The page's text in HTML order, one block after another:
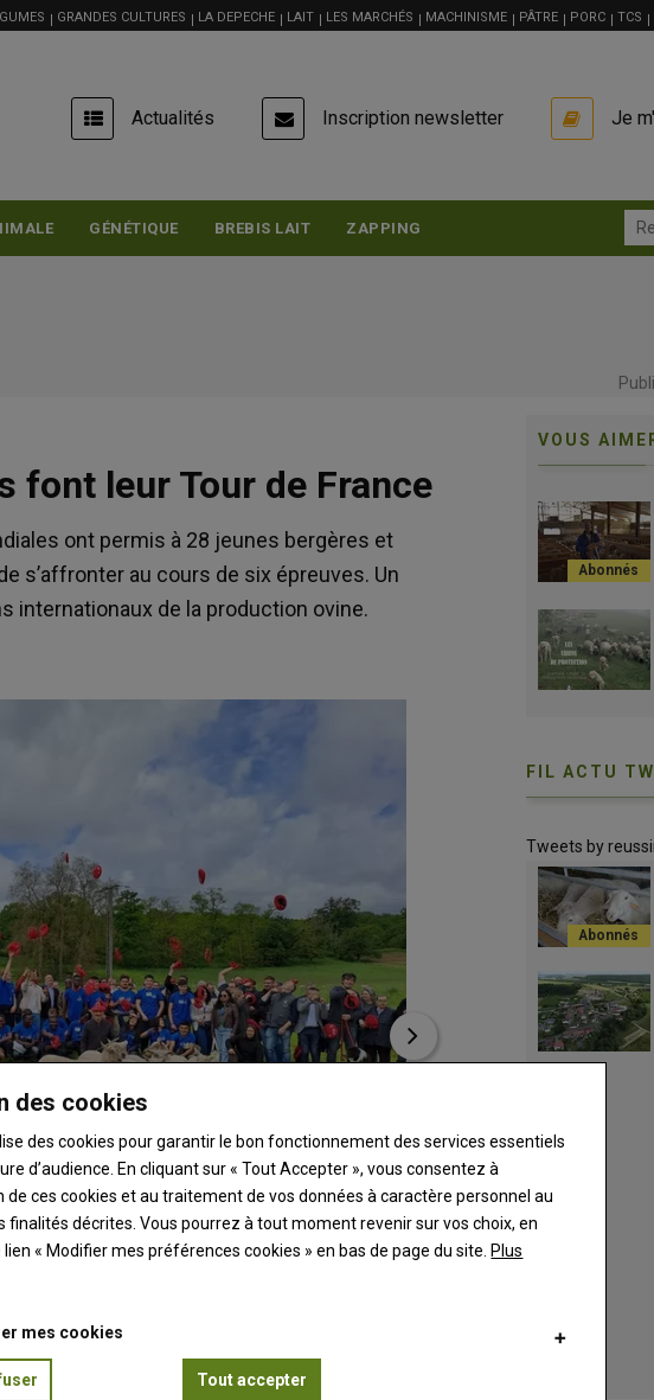
GRANDES CULTURES LA DEPECHE LAIT LES MARCHÉS MACHINISME PÂTRE PORC TCS
USER
ACCOUNT
MENU
Actualités Inscription newsletter Je
GÉNÉTIQUE BREBIS LAIT ZAPPING
font leur Tour de France
ont permis à 28 jeunes bergères et
s’affronter au cours de six épreuves. Un
internationaux de la production ovine.
l'Espagne, le Royaume-Uni, l'Irlande, la Belgique,
le Chili, le Pérou et l'Argentine.
VOUS
FIL ACTU
Tweets by
des cookies
des cookies pour garantir le bon fonctionnement des services essentiels
d’audience. En cliquant sur « Tout Accepter », vous consentez à
de ces cookies et au traitement de vos données à caractère personnel au
finalités décrites. Vous pourrez à tout moment revenir sur vos choix, en
« Modifier mes préférences cookies » en bas de page du site. Plus
mes cookies
Tout accepter